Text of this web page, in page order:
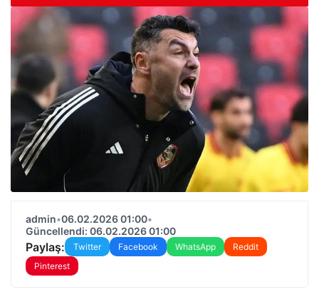
admin•06.02.2026 01:00•
Güncellendi: 06.02.2026 01:00
Paylaş: Twitter Facebook WhatsApp
Reddit
Pinterest